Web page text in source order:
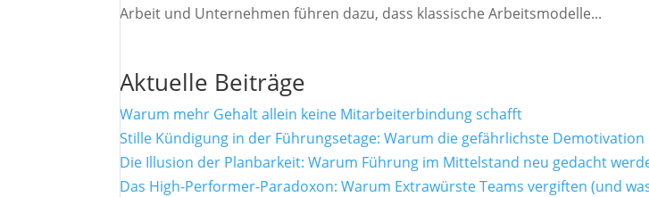
Arbeit und Unternehmen führen dazu, dass klassische Arbeitsmodelle...
Aktuelle Beiträge
Warum mehr Gehalt allein keine Mitarbeiterbindung schafft
Stille Kündigung in der Führungsetage: Warum die gefährlichste
Die Illusion der Planbarkeit: Warum Führung im Mittelstand neu gedacht
Das High-Performer-Paradoxon: Warum Extrawürste Teams vergiften (und